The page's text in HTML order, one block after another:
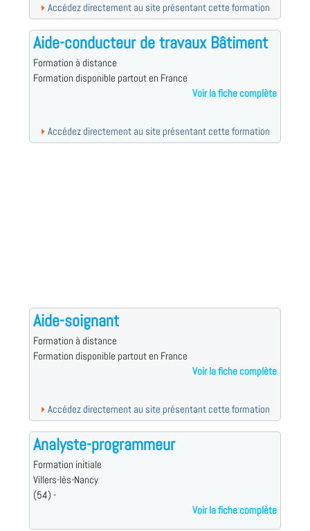
Accédez directement au site présentant cette formation
Aide-conducteur de travaux Bâtiment
Formation à distance
Formation disponible partout en France
Voir la fiche complète
Accédez directement au site présentant cette formation
Aide-soignant
Formation à distance
Formation disponible partout en France
Voir la fiche complète
Accédez directement au site présentant cette formation
Analyste-programmeur
Formation initiale
Villers-lès-Nancy
(54) -
Voir la fiche complète